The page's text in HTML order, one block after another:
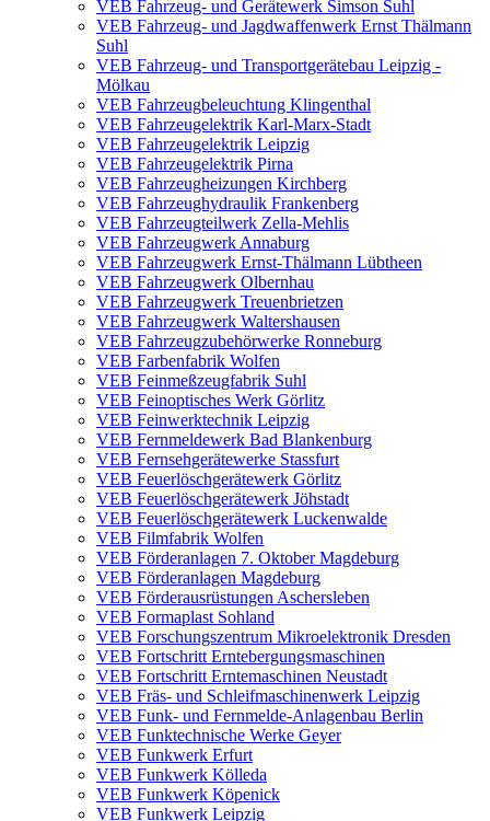
VEB Fahrzeug- und Gerätewerk Simson Suhl
VEB Fahrzeug- und Jagdwaffenwerk Ernst Thälmann
Suhl
VEB Fahrzeug- und Transportgerätebau Leipzig -
Mölkau
VEB Fahrzeugbeleuchtung Klingenthal
VEB Fahrzeugelektrik Karl-Marx-Stadt
VEB Fahrzeugelektrik Leipzig
VEB Fahrzeugelektrik Pirna
VEB Fahrzeugheizungen Kirchberg
VEB Fahrzeughydraulik Frankenberg
VEB Fahrzeugteilwerk Zella-Mehlis
VEB Fahrzeugwerk Annaburg
VEB Fahrzeugwerk Ernst-Thälmann Lübtheen
VEB Fahrzeugwerk Olbernhau
VEB Fahrzeugwerk Treuenbrietzen
VEB Fahrzeugwerk Waltershausen
VEB Fahrzeugzubehörwerke Ronneburg
VEB Farbenfabrik Wolfen
VEB Feinmeßzeugfabrik Suhl
VEB Feinoptisches Werk Görlitz
VEB Feinwerktechnik Leipzig
VEB Fernmeldewerk Bad Blankenburg
VEB Fernsehgerätewerke Stassfurt
VEB Feuerlöschgerätewerk Görlitz
VEB Feuerlöschgerätewerk Jöhstadt
VEB Feuerlöschgerätewerk Luckenwalde
VEB Filmfabrik Wolfen
VEB Förderanlagen 7. Oktober Magdeburg
VEB Förderanlagen Magdeburg
VEB Förderausrüstungen Aschersleben
VEB Formaplast Sohland
VEB Forschungszentrum Mikroelektronik Dresden
VEB Fortschritt Erntebergungsmaschinen
VEB Fortschritt Erntemaschinen Neustadt
VEB Fräs- und Schleifmaschinenwerk Leipzig
VEB Funk- und Fernmelde-Anlagenbau Berlin
VEB Funktechnische Werke Geyer
VEB Funkwerk Erfurt
VEB Funkwerk Kölleda
VEB Funkwerk Köpenick
VEB Funkwerk Leipzig